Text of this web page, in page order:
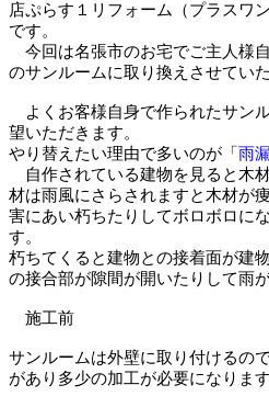
店ぷらす１リフォーム（プラスワ
です。
今回は名張市のお宅でご主人様
のサンルームに取り換えさせてい
よくお客様自身で作られたサン
望いただきます。
やり替えたい理由で多いのが「 雨
自作されている建物を見ると木
材は雨風にさらされますと木材が
害にあい朽ちたりしてボロボロに
す。
朽ちてくると建物との接着面が建
の接合部が隙間が開いたりして雨
施工前
サンルームは外壁に取り付けるの
があり多少の加工が必要になります